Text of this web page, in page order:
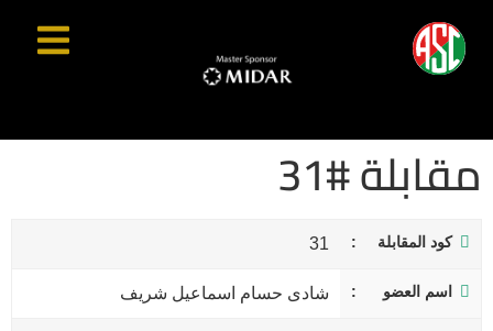
مقابلة #31
كود المقابلة 31
اسم العضو شادى حسام اسماعيل شريف